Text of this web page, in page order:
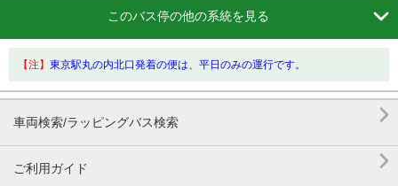
このバス停の他の系統を見る 
【注】 東京駅丸の内北口発着の便は、平日のみの運行です。
車両検索/ラッピングバス検索 
ご利用ガイド 